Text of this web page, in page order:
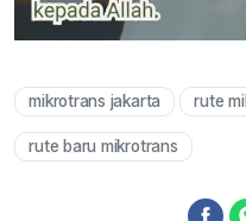
mikrotrans jakarta rute
rute baru mikrotrans